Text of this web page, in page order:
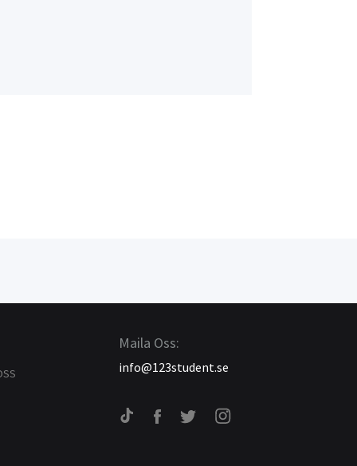
Maila Oss:
info@123student.se